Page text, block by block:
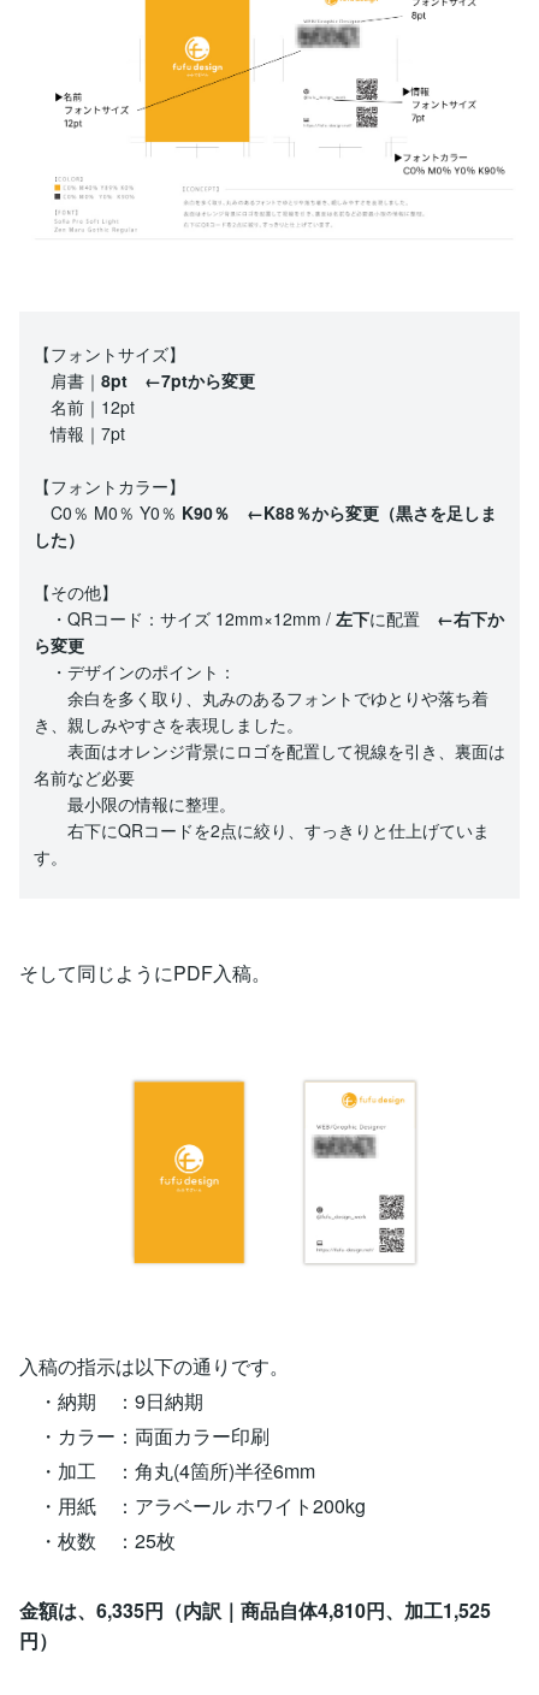
【フォントサイズ】
肩書｜ 8pt ←7ptから変更
名前｜12pt
情報｜7pt
【フォントカラー】
C0％ M0％ Y0％ K90％ ←K88％から変更（黒さを足しま
した）
【その他】
・QRコード：サイズ 12mm×12mm / 左下に配置 ←右下か
ら変更
・デザインのポイント：
余白を多く取り、丸みのあるフォントでゆとりや落ち着
き、親しみやすさを表現しました。
表面はオレンジ背景にロゴを配置して視線を引き、裏面は
名前など必要
最小限の情報に整理。
右下にQRコードを2点に絞り、すっきりと仕上げていま
す。
そして同じようにPDF入稿。
入稿の指示は以下の通りです。
・納期 ：9日納期
・カラー：両面カラー印刷
・加工 ：角丸(4箇所)半径6mm
・用紙 ：アラベール ホワイト200kg
・枚数 ：25枚
金額は、6,335円（内訳｜商品自体4,810円、加工1,525
円）